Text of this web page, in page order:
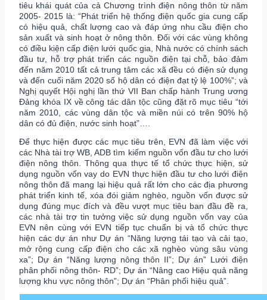
tiêu khái quát của cả Chương trình điện nông thôn từ năm
2005- 2015 là: “Phát triển hệ thống điện quốc gia cung cấp
có hiệu quả, chất lượng cao và đáp ứng nhu cầu điện cho
sản xuất và sinh hoạt ở nông thôn. Đối với các vùng không
có điều kiện cấp điện lưới quốc gia, Nhà nước có chính sách
đầu tư, hỗ trợ phát triển các nguồn điện tại chỗ, bảo đảm
đến năm 2010 tất cả trung tâm các xã đều có điện sử dụng
và đến cuối năm 2020 số hộ dân có điện đạt tỷ lệ 100%”; và
Nghị quyết Hội nghị lần thứ VII Ban chấp hành Trung ương
Đảng khóa IX về công tác dân tộc cũng đặt rõ mục tiêu “tới
năm 2010, các vùng dân tộc và miền núi có trên 90% hộ
dân có đủ điện, nước sinh hoạt”….
Để thực hiện được các mục tiêu trên, EVN đã làm việc với
các Nhà tài trợ WB, ADB tìm kiếm nguồn vốn đầu tư cho lưới
điện nông thôn. Thông qua thực tế tổ chức thực hiện, sử
dụng nguồn vốn vay do EVN thực hiện đầu tư cho lưới điện
nông thôn đã mang lại hiệu quả rất lớn cho các địa phương
phát triển kinh tế, xóa đói giảm nghèo, nguồn vốn được sử
dụng đúng mục đích và đều vượt mục tiêu ban đầu đề ra,
các nhà tài trợ tin tưởng việc sử dụng nguồn vốn vay của
EVN nên cùng với EVN tiếp tục chuẩn bị và tổ chức thực
hiện các dự án như Dự án “Năng lượng tái tạo và cải tạo,
mở rộng cung cấp điện cho các xã nghèo vùng sâu vùng
xa”; Dự án “Năng lượng nông thôn II”; Dự án” Lưới điện
phân phối nông thôn- RD”; Dự án “Nâng cao Hiệu quả năng
lượng khu vực nông thôn”; Dự án “Phân phối hiệu quả”.